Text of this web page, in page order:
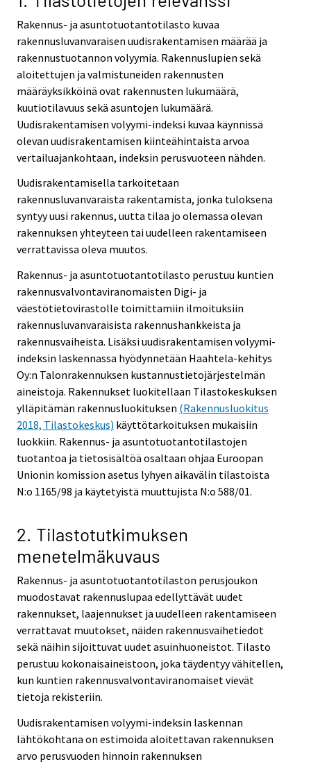
Rakennus- ja asuntotuotantotilasto kuvaa
rakennusluvanvaraisen uudisrakentamisen määrää ja
rakennustuotannon volyymia. Rakennuslupien sekä
aloitettujen ja valmistuneiden rakennusten
määräyksikköinä ovat rakennusten lukumäärä,
kuutiotilavuus sekä asuntojen lukumäärä.
Uudisrakentamisen volyymi-indeksi kuvaa käynnissä
olevan uudisrakentamisen kiinteähintaista arvoa
vertailuajankohtaan, indeksin perusvuoteen nähden.
Uudisrakentamisella tarkoitetaan
rakennusluvanvaraista rakentamista, jonka tuloksena
syntyy uusi rakennus, uutta tilaa jo olemassa olevan
rakennuksen yhteyteen tai uudelleen rakentamiseen
verrattavissa oleva muutos.
Rakennus- ja asuntotuotantotilasto perustuu kuntien
rakennusvalvontaviranomaisten Digi- ja
väestötietovirastolle toimittamiin ilmoituksiin
rakennusluvanvaraisista rakennushankkeista ja
rakennusvaiheista. Lisäksi uudisrakentamisen volyymi-
indeksin laskennassa hyödynnetään Haahtela-kehitys
Oy:n Talonrakennuksen kustannustietojärjestelmän
aineistoja. Rakennukset luokitellaan Tilastokeskuksen
ylläpitämän rakennusluokituksen (Rakennusluokitus
2018, Tilastokeskus) käyttötarkoituksen mukaisiin
luokkiin. Rakennus- ja asuntotuotantotilastojen
tuotantoa ja tietosisältöä osaltaan ohjaa Euroopan
Unionin komission asetus lyhyen aikavälin tilastoista
N:o 1165/98 ja käytetyistä muuttujista N:o 588/01.
2. Tilastotutkimuksen
menetelmäkuvaus
Rakennus- ja asuntotuotantotilaston perusjoukon
muodostavat rakennuslupaa edellyttävät uudet
rakennukset, laajennukset ja uudelleen rakentamiseen
verrattavat muutokset, näiden rakennusvaihetiedot
sekä näihin sijoittuvat uudet asuinhuoneistot. Tilasto
perustuu kokonaisaineistoon, joka täydentyy vähitellen,
kun kuntien rakennusvalvontaviranomaiset vievät
tietoja rekisteriin.
Uudisrakentamisen volyymi-indeksin laskennan
lähtökohtana on estimoida aloitettavan rakennuksen
arvo perusvuoden hinnoin rakennuksen